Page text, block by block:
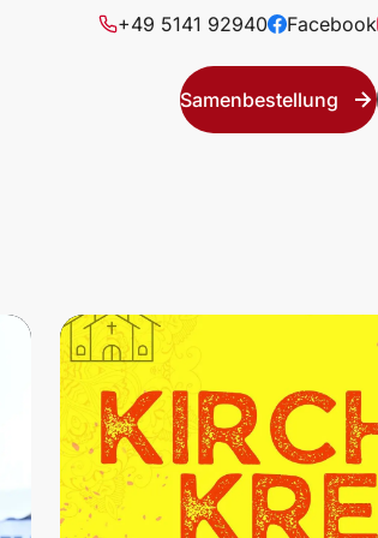
+49 5141 92940 Facebook
Samenbestellung